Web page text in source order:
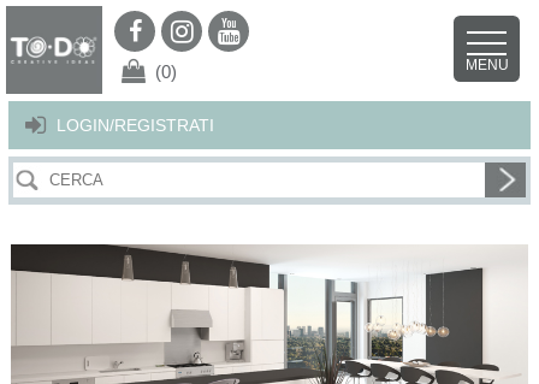
Per offrirti il miglior servizio possibile questo sito utilizza i cookies.
Continuando la navigazione nel sito autorizzi l’uso dei cookies. Per ulteriori
LOGIN/REGISTRATI
(0) MENU